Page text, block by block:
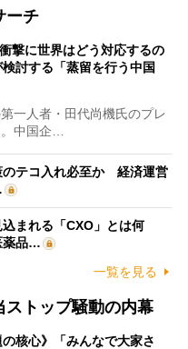
ーチ
撃に世界はどう対応するの
討する「蒸留を行う中国
一人者・田代尚機氏のプレ
中国企…
のテコ入れ必至か 経済運営
まれる「CXO」とは何
薬品…
一覧を見る
ストップ騒動の内幕
の核心》「みんなで大家さ